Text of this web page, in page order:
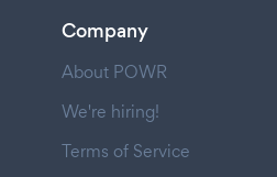
Company
About POWR
We're hiring!
Terms of Service